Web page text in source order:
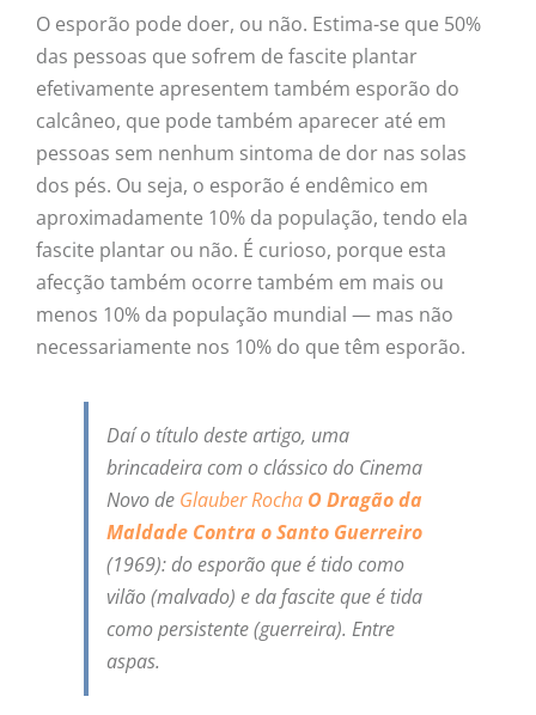
O esporão pode doer, ou não. Estima-se que 50%
das pessoas que sofrem de fascite plantar
efetivamente apresentem também esporão do
calcâneo, que pode também aparecer até em
pessoas sem nenhum sintoma de dor nas solas
dos pés. Ou seja, o esporão é endêmico em
aproximadamente 10% da população, tendo ela
fascite plantar ou não. É curioso, porque esta
afecção também ocorre também em mais ou
menos 10% da população mundial — mas não
necessariamente nos 10% do que têm esporão.
Daí o título deste artigo, uma
brincadeira com o clássico do Cinema
Novo de Glauber Rocha O Dragão da
Maldade Contra o Santo Guerreiro
(1969): do esporão que é tido como
vilão (malvado) e da fascite que é tida
como persistente (guerreira). Entre
aspas.